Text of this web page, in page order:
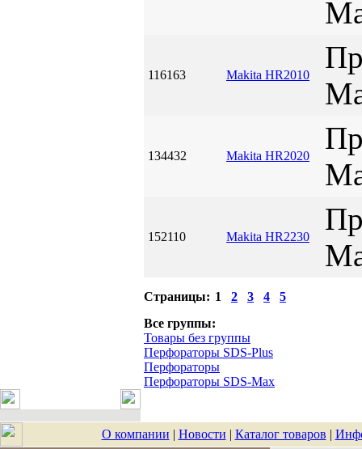
116163 Makita HR2010
134432 Makita HR2020
152110 Makita HR2230
Страницы: 1 2 3 4
5
Все группы:
Товары без группы
Перфораторы SDS-Plus
Перфораторы
Перфораторы SDS-Max
О компании | Новости | Каталог товаров |